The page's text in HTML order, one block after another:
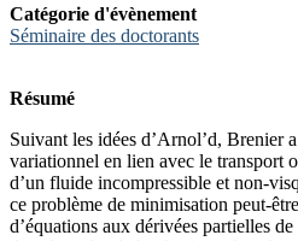
Catégorie d'évènement
Séminaire des doctorants
Résumé
Suivant les idées d’Arnol’d, Brenier
variationnel en lien avec le transport
d’un fluide incompressible et non-
ce problème de minimisation peut-
d’équations aux dérivées partielles